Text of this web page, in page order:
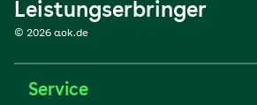
Leistungserbringer
© 2026 aok.de
Service